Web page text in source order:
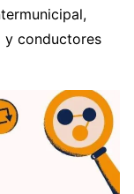
y conductores